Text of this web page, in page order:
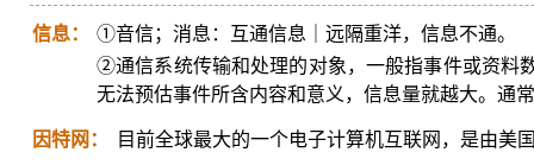
信息：
①音信；消息：互通信息｜远隔重洋，信息不通。
②通信系统传输和处理的对象，一般指事件或资料
无法预估事件所含内容和意义，信息量就越大。通
因特网： 目前全球最大的一个电子计算机互联网，是由美